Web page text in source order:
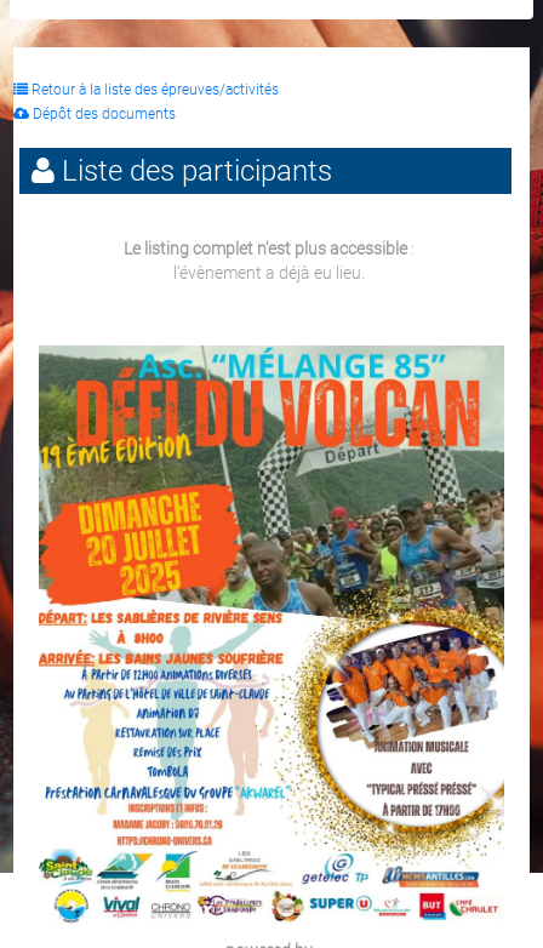
Retour à la liste des épreuves/activités
Dépôt des documents
Liste des participants
Le listing complet n'est plus accessible:
l'évènement a déjà eu lieu.